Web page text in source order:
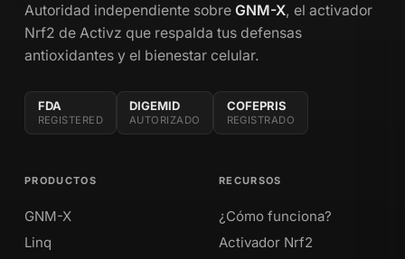
Autoridad independiente sobre GNM-X, el activador
Nrf2 de Activz que respalda tus defensas
antioxidantes y el bienestar celular.
FDA
REGISTERED
DIGEMID
AUTORIZADO
COFEPRIS
REGISTRADO
PRODUCTOS
GNM-X
Linq
RECURSOS
¿Cómo funciona?
Activador Nrf2